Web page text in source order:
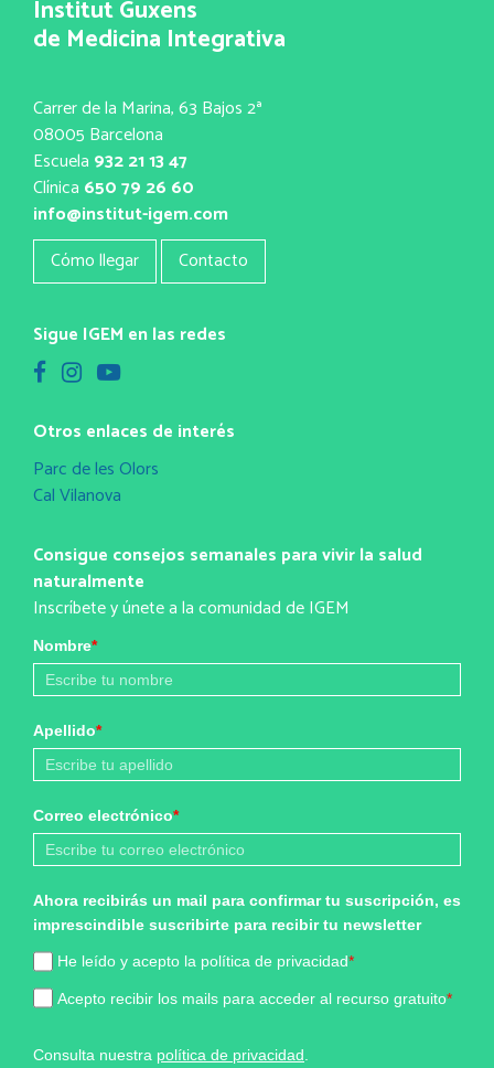
Institut Guxens
de Medicina Integrativa
Carrer de la Marina, 63 Bajos 2ª
08005 Barcelona
Escuela 932 21 13 47
Clínica 650 79 26 60
info@institut-igem.com
Cómo llegar
Contacto
Sigue IGEM en las redes
Otros enlaces de interés
Parc de les Olors
Cal Vilanova
Consigue consejos semanales para vivir la salud
naturalmente
Inscríbete y únete a la comunidad de IGEM
Nombre*
Apellido*
Correo electrónico*
Ahora recibirás un mail para confirmar tu suscripción, es
imprescindible suscribirte para recibir tu newsletter
He leído y acepto la política de privacidad*
Acepto recibir los mails para acceder al recurso gratuito*
Consulta nuestra política de privacidad.